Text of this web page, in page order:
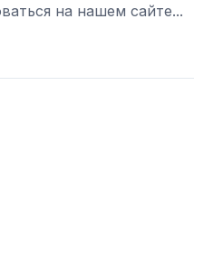
на нашем сайте...